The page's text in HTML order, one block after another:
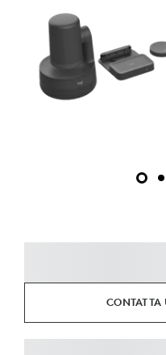
CONTATTA